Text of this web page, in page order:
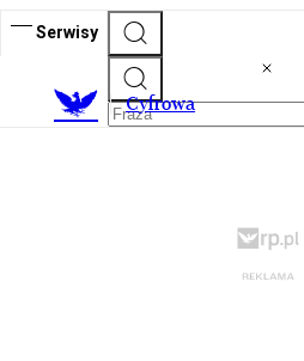
Serwisy
Cyfrowa